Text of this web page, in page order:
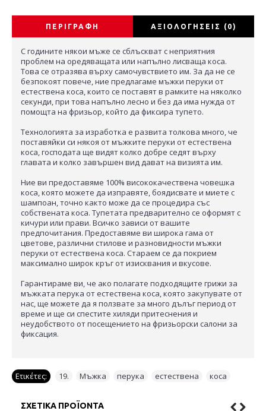
ΠΕΡΙΓΡΑΦΉ ΑΞΙΟΛΟΓΉΣΕΙΣ (0)
С годините някои мъже се сблъскват с неприятния
проблем на оредяващата или напълно лисваща коса.
Това се отразява върху самочувствието им. За да не се
безпокоят повече, ние предлагаме мъжки перуки от
естествена коса, които се поставят в рамките на няколко
секунди, при това напълно лесно и без да има нужда от
помощта на фризьор, който да фиксира тупето.
Технологията за изработка е развита толкова много, че
поставяйки си някоя от мъжките перуки от естествена
коса, господата ще видят колко добре седят върху
главата и колко завършен вид дават на визията им.
Ние ви предоставяме 100% висококачествена човешка
коса, която можете да изправяте, боядисвате и миете с
шампоан, точно както може да се процедира със
собствената коса. Тупетата предварително се оформят с
кичури или прави. Всичко зависи от вашите
предпочитания. Предоставяме ви широка гама от
цветове, различни стилове и разновидности мъжки
перуки от естествена коса. Стараем се да покрием
максимално широк кръг от изисквания и вкусове.
Гарантираме ви, че ако полагате подходящите грижи за
мъжката перука от естествена коса, която закупувате от
нас, ще можете да я ползвате за много дълъг период от
време и ще си спестите хиляди притеснения и
неудобството от посещението на фризьорски салони за
фиксация.
Ετικέτες: 19. Мъжка перука естествена коса
ΣΧΕΤΙΚΆ ΠΡΟΪΌΝΤΑ